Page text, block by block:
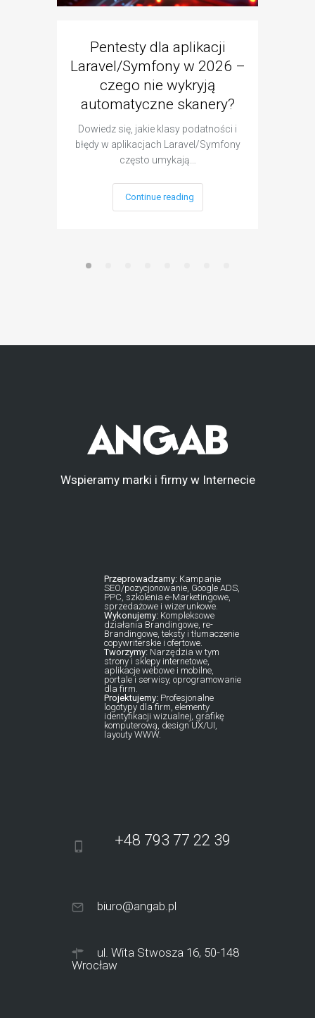
Pentesty dla aplikacji
Laravel/Symfony w 2026 –
czego nie wykryją
automatyczne skanery?
Dowiedz się, jakie klasy podatności i
błędy w aplikacjach Laravel/Symfony
często umykają…
Continue reading
Wspieramy marki i firmy w Internecie
Przeprowadzamy: Kampanie
SEO/pozycjonowanie, Google ADS,
PPC, szkolenia e-Marketingowe,
sprzedażowe i wizerunkowe.
Wykonujemy: Kompleksowe
działania Brandingowe, re-
Brandingowe, teksty i tłumaczenie
copywriterskie i ofertowe.
Tworzymy: Narzędzia w tym
strony i sklepy internetowe,
aplikacje webowe i mobilne,
portale i serwisy, oprogramowanie
dla firm.
Projektujemy: Profesjonalne
logotypy dla firm, elementy
identyfikacji wizualnej, grafikę
komputerową, design UX/UI,
layouty WWW.
+48 793 77 22 39
biuro@angab.pl
ul. Wita Stwosza 16, 50-148
Wrocław